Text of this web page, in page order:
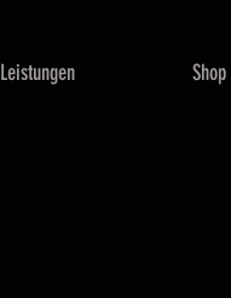
Leistungen Shop